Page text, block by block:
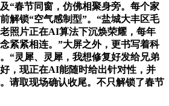
“春节同窗，仿佛相聚身旁。每个家
解锁“空气感制型”。“盐城大丰区毛
照片正在AI算法下沉焕荣耀，每年
紧紧相连。”大屏之外，更书写着科
“灵犀、灵犀，我想修复好发给兄弟
，现正在AI能随时给出针对性，并
请取现场确认收尾。不只解锁了春节